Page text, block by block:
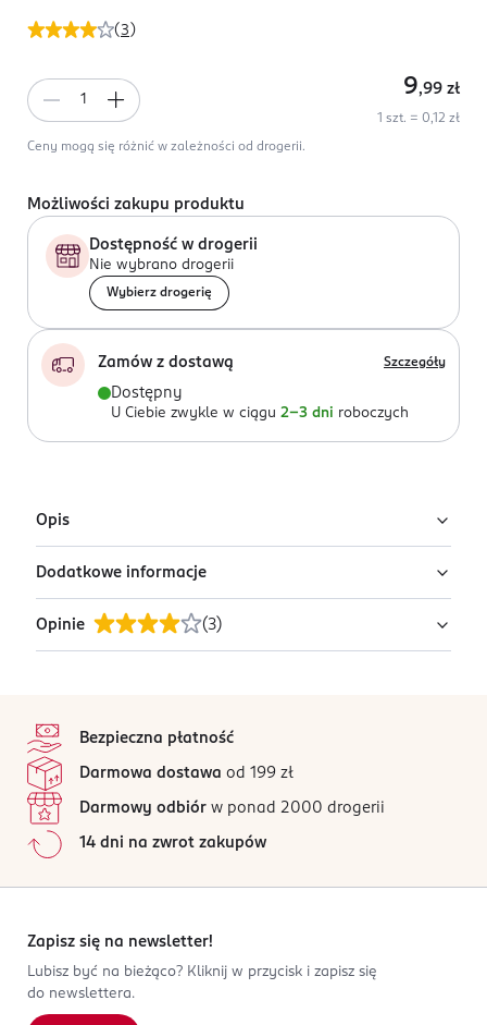
(3 )
9,99 zł
1 szt. = 0,12 zł
Ceny mogą się różnić w zależności od drogerii.
Możliwości zakupu produktu
Dostępność w drogerii
Nie wybrano drogerii
Wybierz drogerię
Zamów z dostawą Szczegóły
Dostępny
U Ciebie zwykle w ciągu 2-3 dni roboczych
Opis
Paski do french manicure KillyS
Paski do manicure francuskiego ułatwiają precyzyjne
wyznaczenie linii stylizacji paznokci. Zestaw zawiera
Cechy produktu
Dwa rodzaje pasków w jednym opakowaniu.
Łatwe naklejanie i odklejanie.
Do wykonywania francuskiego manicure oraz
precyzyjnych stylizacji paznokci.
Dodatkowe informacje
PRODUCENT/PODMIOT ODPOWIEDZIALNY
INTER-VION SA
Warszawa
kontakt@inter-vion.com
447246105
PL-Polska
Kod EAN
Opinie (3)
Wszystkie opinie są zweryfikowane zakupem.
4
0%
2
1
0%
Bezpieczna płatność
Darmowa dostawa od 199 zł
Darmowy odbiór w ponad 2000 drogerii
14 dni na zwrot zakupów
Zapisz się na newsletter!
Lubisz być na bieżąco? Kliknij w przycisk i zapisz się
do newslettera.